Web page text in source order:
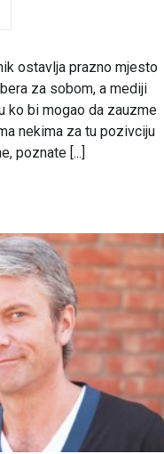
ostavlja prazno mjesto
za sobom, a mediji
ko bi mogao da zauzme
nekima za tu pozivciju
poznate [...]